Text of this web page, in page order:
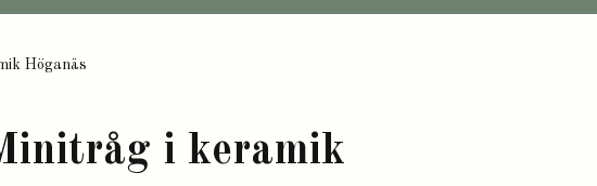
Höganäs
i keramik